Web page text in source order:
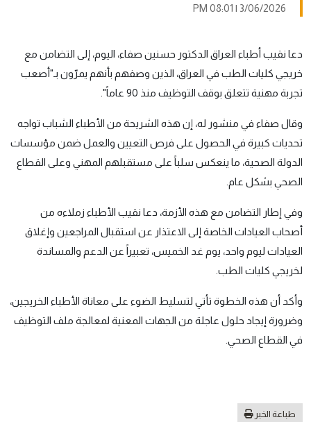
3/06/2026 | 08:01 PM
دعا نقيب أطباء العراق الدكتور حسنين صفاء، اليوم، إلى التضامن مع
خريجي كليات الطب في العراق، الذين وصفهم بأنهم يمرّون بـ"أصعب
تجربة مهنية تتعلق بوقف التوظيف منذ 90 عاماً".
وقال صفاء في منشور له، إن هذه الشريحة من الأطباء الشباب تواجه
تحديات كبيرة في الحصول على فرص التعيين والعمل ضمن مؤسسات
الدولة الصحية، ما ينعكس سلباً على مستقبلهم المهني وعلى القطاع
الصحي بشكل عام.
وفي إطار التضامن مع هذه الأزمة، دعا نقيب الأطباء زملاءه من
أصحاب العيادات الخاصة إلى الاعتذار عن استقبال المراجعين وإغلاق
العيادات ليوم واحد، يوم غد الخميس، تعبيراً عن الدعم والمساندة
لخريجي كليات الطب.
وأكد أن هذه الخطوة تأتي لتسليط الضوء على معاناة الأطباء الخريجين،
وضرورة إيجاد حلول عاجلة من الجهات المعنية لمعالجة ملف التوظيف
في القطاع الصحي.
طباعة الخبر